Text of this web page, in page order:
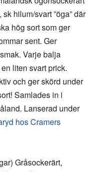
hilum/svart ”öga” där
hög sort som ger
sent. Ger
Varje balja
liten svart prick.
och ger skörd under
Samlades in i
Lanserad under
hos Cramers
Gråsockerärt,